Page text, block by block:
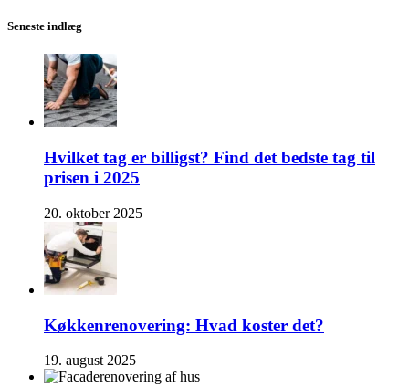
Seneste indlæg
Hvilket tag er billigst? Find det bedste tag til
prisen i 2025
20. oktober 2025
Køkkenrenovering: Hvad koster det?
19. august 2025